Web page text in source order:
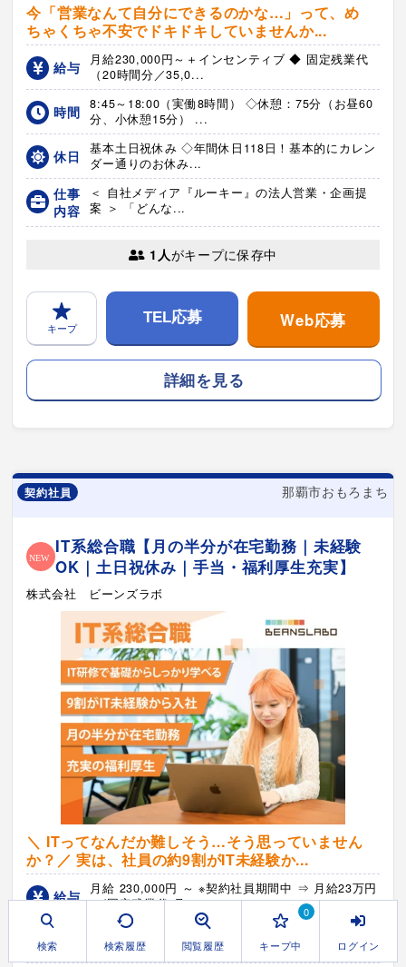
今「営業なんて自分にできるのかな…」って、め
ちゃくちゃ不安でドキドキしていませんか...
給与
月給230,000円～＋インセンティブ ◆ 固定残業代
（20時間分／35,0...
時間
8:45～18:00（実働8時間） ◇休憩：75分（お昼60
分、小休憩15分） ...
休日
基本土日祝休み ◇年間休日118日！基本的にカレン
ダー通りのお休み...
仕事
内容
＜ 自社メディア『ルーキー』の法人営業・企画提
案 ＞ 「どんな...
1人がキープに保存中
キープ
TEL応募 Web応募
詳細を見る
契約社員 那覇市おもろまち
IT系総合職【月の半分が在宅勤務｜未経験
OK｜土日祝休み｜手当・福利厚生充実】
株式会社 ビーンズラボ
＼ ITってなんだか難しそう…そう思っていません
か？／ 実は、社員の約9割がIT未経験か...
給与
月給 230,000円 ～ ※契約社員期間中 ⇒ 月給23万円
～(固定残業代 月...
時間
10:00～19:00 ※1人当たり月平均残業時間約5.3H
です。(2025年度実績)
検索 検索履歴 閲覧履歴 キープ中
0
ログイン